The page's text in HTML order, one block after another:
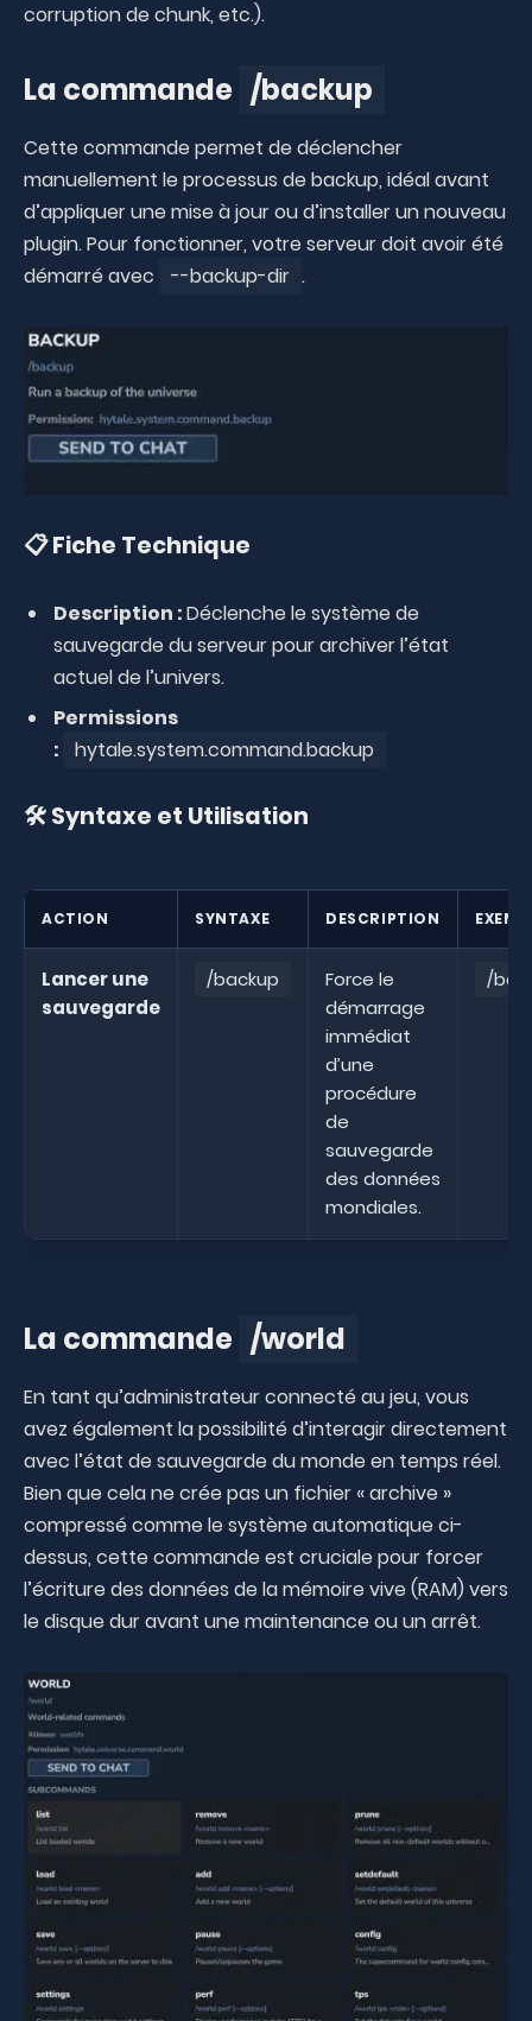
corruption de chunk, etc.).
La commande /backup
Cette commande permet de déclencher
manuellement le processus de backup, idéal avant
d’appliquer une mise à jour ou d’installer un nouveau
plugin. Pour fonctionner, votre serveur doit avoir été
démarré avec
--backup-dir .
📋 Fiche Technique
Description :Déclenche le système de
sauvegarde du serveur pour archiver l’état
actuel de l’univers.
Permissions
:
hytale.system.command.backup
🛠️ Syntaxe et Utilisation
ACTION SYNTAXE DESCRIPTION
Lancer une
sauvegarde
/backup
Force le
démarrage
immédiat
d’une
procédure
de
sauvegarde
des données
mondiales.
/
La commande /world
En tant qu’administrateur connecté au jeu, vous
avez également la possibilité d’interagir directement
avec l’état de sauvegarde du monde en temps réel.
Bien que cela ne crée pas un fichier « archive »
compressé comme le système automatique ci-
dessus, cette commande est cruciale pour forcer
l’écriture des données de la mémoire vive (RAM) vers
le disque dur avant une maintenance ou un arrêt.